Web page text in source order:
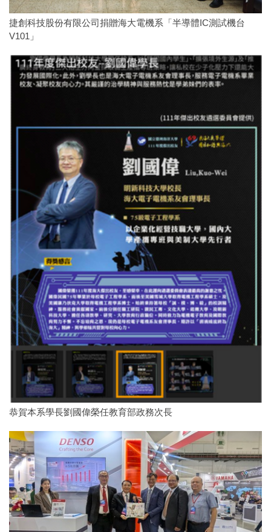
捷創科技股份有限公司捐贈海大電機系「半導體IC測試機台
V101」
恭賀本系學長劉國偉榮任教育部政務次長